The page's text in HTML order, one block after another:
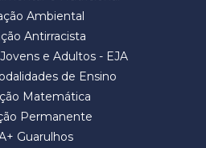
Ambiental
Antirracista
e Adultos - EJA
de Ensino
Matemática
Permanente
Guarulhos